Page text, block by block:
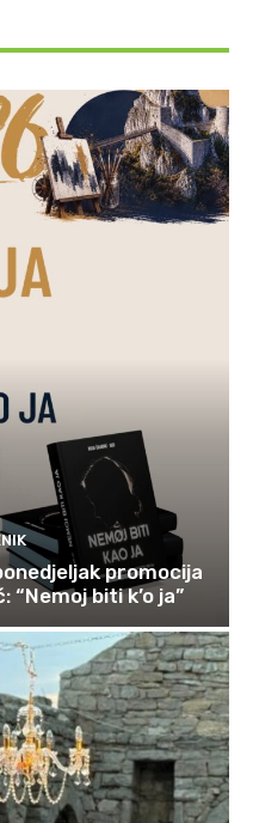
promocija
“Nemoj biti k’o ja”